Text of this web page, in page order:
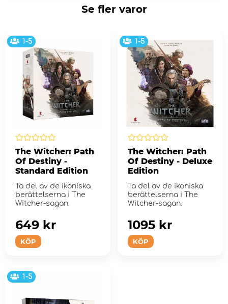
Se fler varor
1-5
The Witcher: Path
Of Destiny -
Standard Edition
Ta del av de ikoniska
berättelserna i The
Witcher-sagan.
KÖP
649 kr
1-5
The Witcher: Path
Of Destiny - Deluxe
Edition
Ta del av de ikoniska
berättelserna i The
Witcher-sagan.
KÖP
1095 kr
1-5